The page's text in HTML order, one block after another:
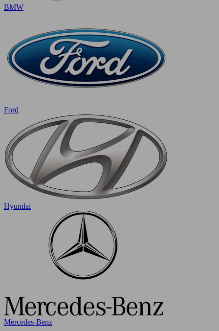
BMW
Ford
Hyundai
Mercedes-Benz